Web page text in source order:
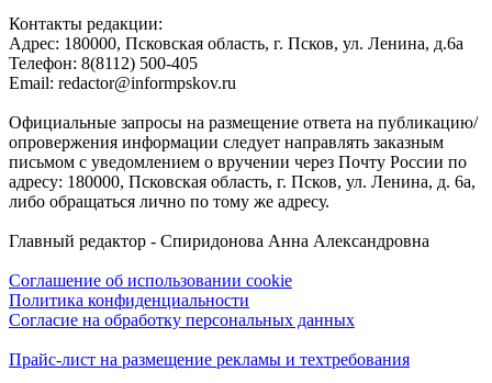
Контакты редакции:
Адреc: 180000, Псковская область, г. Псков, ул. Ленина, д.6а
Телефон: 8(8112) 500-405
Email: redactor@informpskov.ru
Официальные запросы на размещение ответа на публикацию/
опровержения информации следует направлять заказным
письмом с уведомлением о вручении через Почту России по
адресу: 180000, Псковская область, г. Псков, ул. Ленина, д. 6а,
либо обращаться лично по тому же адресу.
Главный редактор - Спиридонова Анна Александровна
Соглашение об использовании cookie
Политика конфиденциальности
Согласие на обработку персональных данных
Прайс-лист на размещение рекламы и техтребования